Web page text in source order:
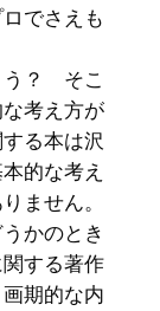
でさえも
う？ そこ
考え方が
る本は沢
的な考え
ません。
かのとき
する著作
期的な内